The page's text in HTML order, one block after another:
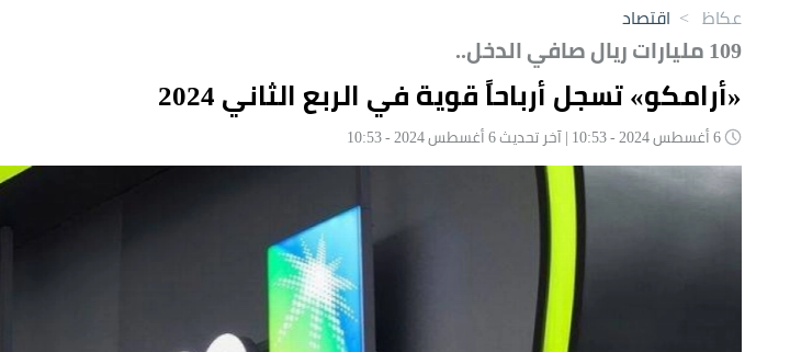
عكاظ > اقتصاد
109 مليارات ريال صافي الدخل..
«أرامكو» تسجل أرباحاً قوية في الربع الثاني 2024